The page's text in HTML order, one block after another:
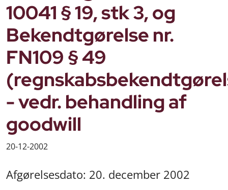
10041 § 19, stk 3, og
Bekendtgørelse nr.
FN109 § 49
- vedr. behandling af
goodwill
20-12-2002
Afgørelsesdato: 20. december 2002